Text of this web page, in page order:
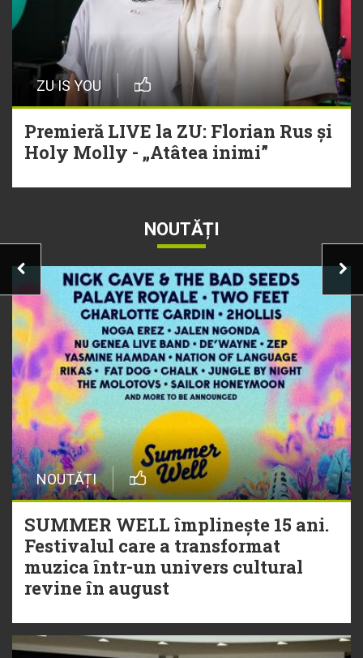
ZU IS YOU
Premieră LIVE la ZU: Florian Rus și
Holy Molly - „Atâtea inimi”
NOUTĂȚI
NOUTĂȚI
SUMMER WELL împlinește 15 ani.
Festivalul care a transformat
muzica într-un univers cultural
revine în august